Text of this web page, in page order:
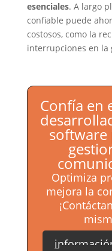
esenciales. A largo
confiable puede
costosos, como la
interrupciones en la
Confía en
software
Optimiza
mejora la